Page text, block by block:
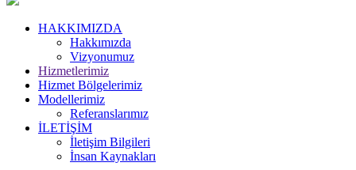
HAKKIMIZDA
Hakkımızda
Vizyonumuz
Hizmetlerimiz
Hizmet Bölgelerimiz
Modellerimiz
Referanslarımız
İLETİŞİM
İletişim Bilgileri
İnsan Kaynakları